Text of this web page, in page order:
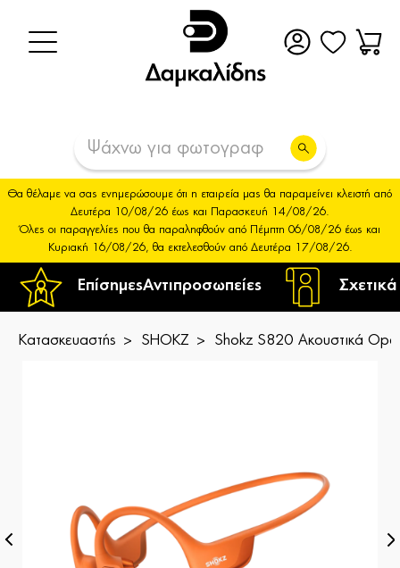
ΕπίσημεςΑντιπροσωπείες
Θα θέλαμε να σας ενημερώσουμε ότι η εταιρεία μας θα παραμείνει κλειστή από
Δευτέρα 10/08/26 έως και Παρασκευή 14/08/26.
Όλες οι παραγγελίες που θα παραληφθούν από Πέμπτη 06/08/26 έως και
Κυριακή 16/08/26, θα εκτελεσθούν από Δευτέρα 17/08/26.
Κατασκευαστής SHOKZ Shokz S820 Ακουστικά